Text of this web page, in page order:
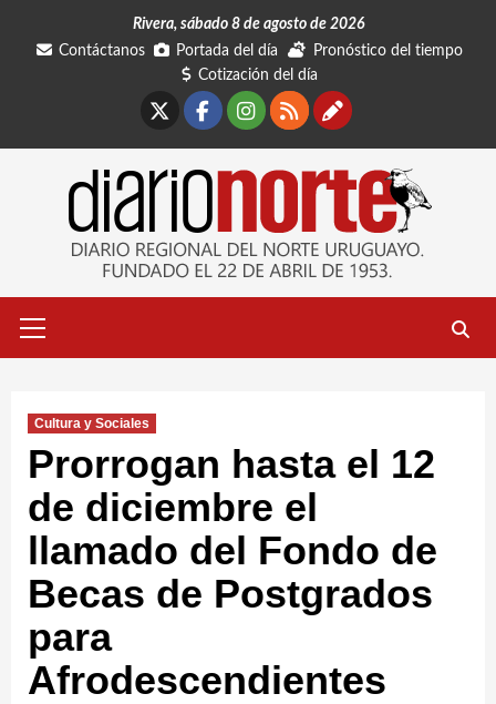
Rivera, sábado 8 de agosto de 2026
Contáctanos
Portada del día
Pronóstico del tiempo
Cotización del día
Facebook
Instagram
RSSContáctanos
primario
Cultura y Sociales
Prorrogan hasta el 12
de diciembre el
llamado del Fondo de
Becas de Postgrados
para
Afrodescendientes